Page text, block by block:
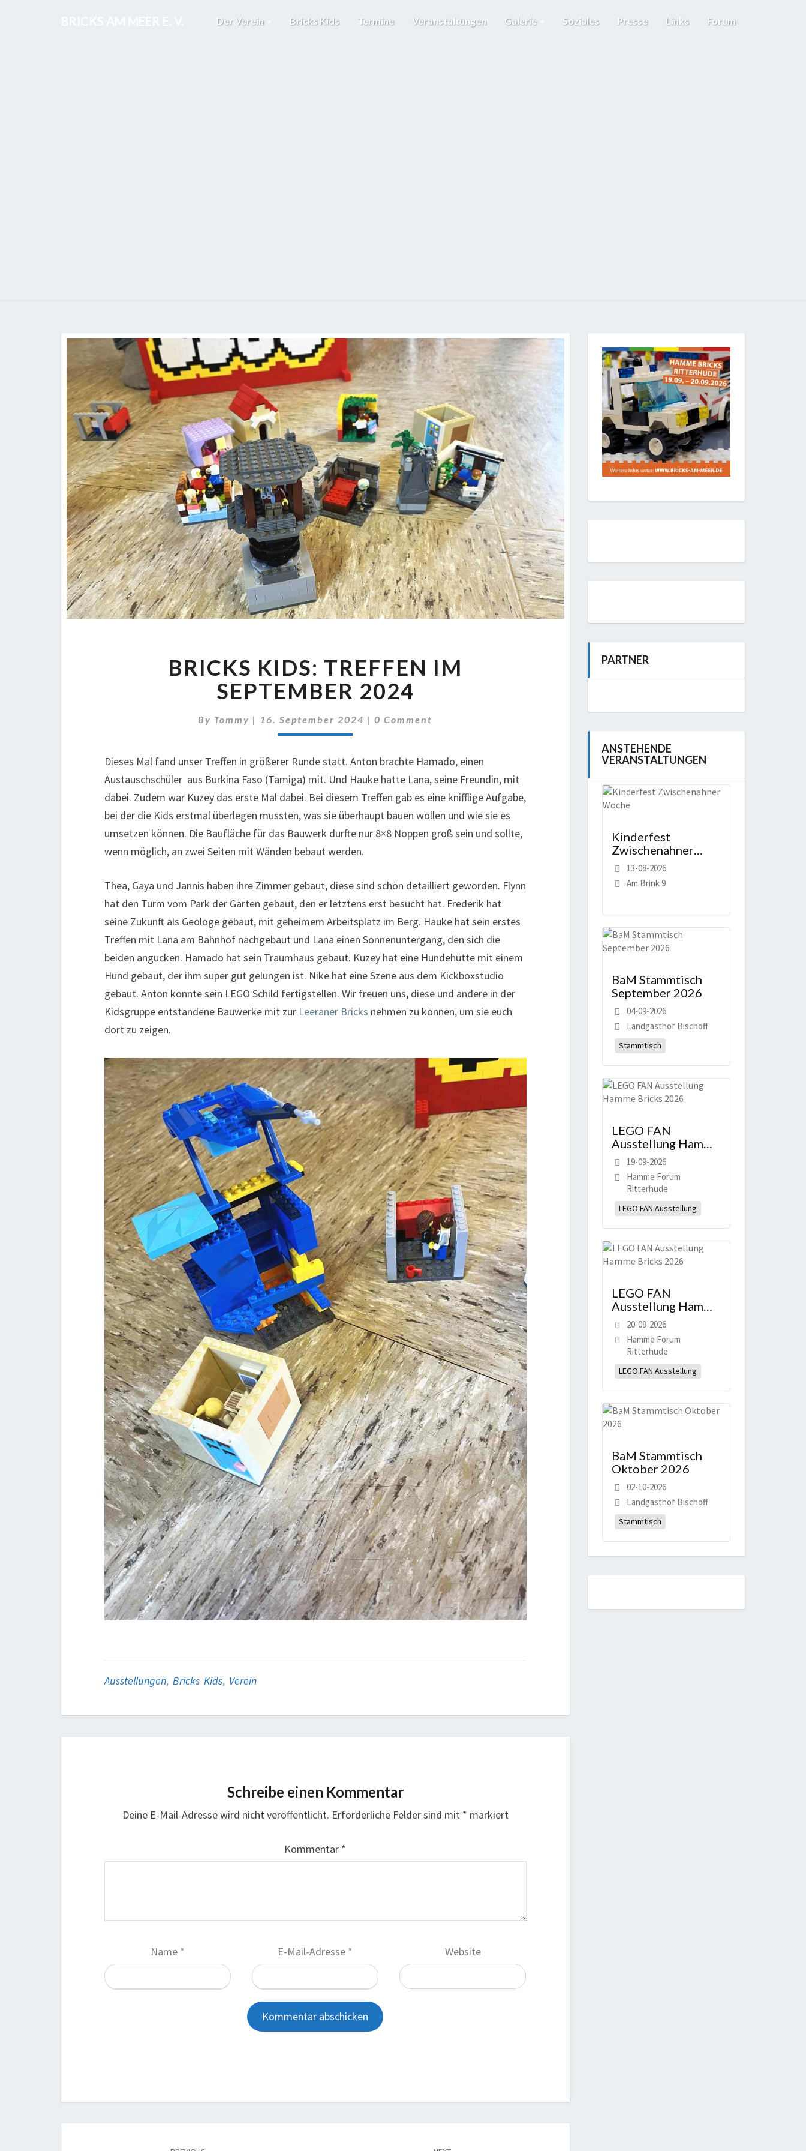
Der Verein Bricks Kids Termine Veranstaltungen Galerie Soziales Presse Links Forum
KIDS:
TREFFEN
IM
2024
BRICKS KIDS: TREFFEN IM
SEPTEMBER 2024
By Tommy | 16. September 2024 |Comments
0 Comment
Dieses Mal fand unser Treffen in größerer Runde statt. Anton brachte Hamado, einen
Austauschschüler aus Burkina Faso (Tamiga) mit. Und Hauke hatte Lana, seine Freundin, mit
dabei. Zudem war Kuzey das erste Mal dabei. Bei diesem Treffen gab es eine knifflige Aufgabe,
bei der die Kids erstmal überlegen mussten, was sie überhaupt bauen wollen und wie sie es
umsetzen können. Die Baufläche für das Bauwerk durfte nur 8×8 Noppen groß sein und sollte,
wenn möglich, an zwei Seiten mit Wänden bebaut werden.
Thea, Gaya und Jannis haben ihre Zimmer gebaut, diese sind schön detailliert geworden. Flynn
hat den Turm vom Park der Gärten gebaut, den er letztens erst besucht hat. Frederik hat
seine Zukunft als Geologe gebaut, mit geheimem Arbeitsplatz im Berg. Hauke hat sein erstes
Treffen mit Lana am Bahnhof nachgebaut und Lana einen Sonnenuntergang, den sich die
beiden angucken. Hamado hat sein Traumhaus gebaut. Kuzey hat eine Hundehütte mit einem
Hund gebaut, der ihm super gut gelungen ist. Nike hat eine Szene aus dem Kickboxstudio
gebaut. Anton konnte sein LEGO Schild fertigstellen. Wir freuen uns, diese und andere in der
Kidsgruppe entstandene Bauwerke mit zur Leeraner Bricks nehmen zu können, um sie euch
dort zu zeigen.
Ausstellungen, Bricks Kids, Verein
Schreibe einen Kommentar
Deine E-Mail-Adresse wird nicht veröffentlicht. Erforderliche Felder sind mit * markiert
Kommentar *
Name * E-Mail-Adresse * Website
PARTNER
ANSTEHENDE
VERANSTALTUNGEN
Kinderfest
Zwischenahner
Woche
13-08-2026
Am Brink 9
BaM Stammtisch
September 2026
04-09-2026
Landgasthof Bischoff
Stammtisch
LEGO FAN
Ausstellung Hamme
Bricks 2026
19-09-2026
Hamme Forum
Ritterhude
LEGO FAN Ausstellung
LEGO FAN
Ausstellung Hamme
Bricks 2026
20-09-2026
Hamme Forum
Ritterhude
LEGO FAN Ausstellung
BaM Stammtisch
Oktober 2026
02-10-2026
Landgasthof Bischoff
Stammtisch